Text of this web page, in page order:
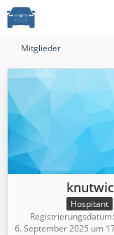
Mitglieder
Hospitant
Registrierungsdatum
6. September 2025 um